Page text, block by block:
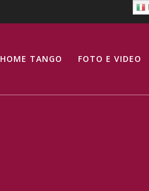
HOME TANGO FOTO E VIDEO